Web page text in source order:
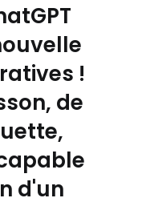
!
de
d'un